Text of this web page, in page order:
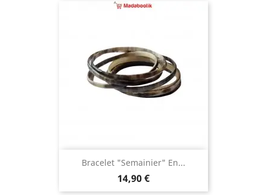
Bracelet "semainier" En...
Prix
14,90 €